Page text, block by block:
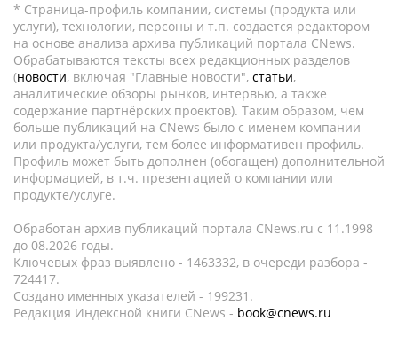
* Страница-профиль компании, системы (продукта или
услуги), технологии, персоны и т.п. создается редактором
на основе анализа архива публикаций портала CNews.
Обрабатываются тексты всех редакционных разделов
(новости, включая "Главные новости", статьи,
аналитические обзоры рынков, интервью, а также
содержание партнёрских проектов). Таким образом, чем
больше публикаций на CNews было с именем компании
или продукта/услуги, тем более информативен профиль.
Профиль может быть дополнен (обогащен) дополнительной
информацией, в т.ч. презентацией о компании или
продукте/услуге.
Обработан архив публикаций портала CNews.ru c 11.1998
до 08.2026 годы.
Ключевых фраз выявлено - 1463332, в очереди разбора -
724417.
Создано именных указателей - 199231.
Редакция Индексной книги CNews - book@cnews.ru